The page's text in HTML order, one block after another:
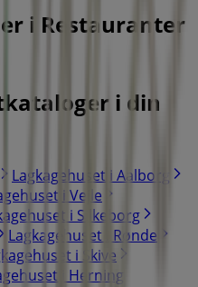
i Restauranter
i din
Lagkagehuset i Aalborg
i Vejle
i Silkeborg
Lagkagehuset i Rønde
i Skive
i Herning